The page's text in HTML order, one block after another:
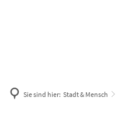
Sie sind hier: Stadt & Mensch